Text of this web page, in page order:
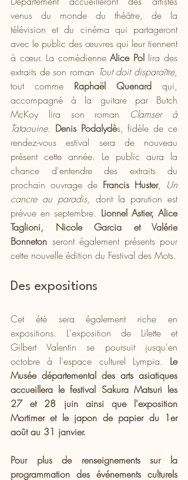
venus du monde du théâtre, de la
télévision et du cinéma qui partageront
avec le public des œuvres qui leur tiennent
à cœur. La comédienne Alice Pol lira des
extraits de son roman Tout doit disparaître,
tout comme Raphaël Quenard qui,
accompagné à la guitare par Butch
McKoy lira son roman Clamser à
Tataouine. Denis Podalydès, fidèle de ce
rendez-vous estival sera de nouveau
présent cette année. Le public aura la
chance d'entendre des extraits du
prochain ouvrage de Francis Huster, Un
cancre au paradis, dont la parution est
prévue en septembre. Lionnel Astier, Alice
Taglioni, Nicole Garcia et Valérie
Bonneton seront également présents pour
cette nouvelle édition du Festival des Mots.
Des expositions
Cet été sera également riche en
expositions. L'exposition de Lilette et
Gilbert Valentin se poursuit jusqu'en
octobre à l'espace culturel Lympia. Le
Musée départemental des arts asiatiques
accueillera le festival Sakura Matsuri les
27 et 28 juin ainsi que l'exposition
Mortimer et le japon de papier du 1er
août au 31 janvier.
Pour plus de renseignements sur la
programmation des événements culturels